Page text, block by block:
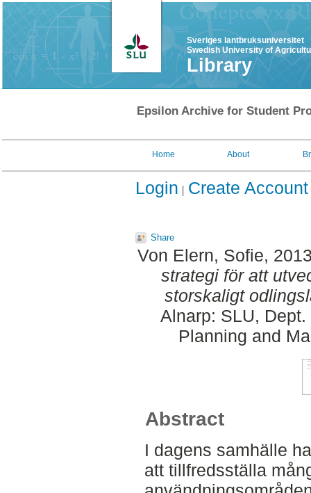
Sveriges lantbruksuniversitet
Swedish University of
Library
Epsilon Archive for Student
Home About
Login Create Account
Share
Von Elern, Sofie,
strategi för att
storskaligt
Alnarp: SLU,
Planning and
Abstract
I dagens samhälle
att tillfredsställa